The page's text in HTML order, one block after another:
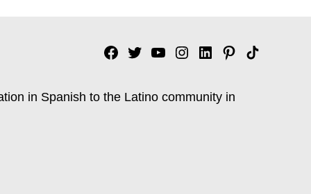
Facebook
TwitterYouTubeInstagram
Linkedin
Pinterest
Tik
in Spanish to the Latino community in